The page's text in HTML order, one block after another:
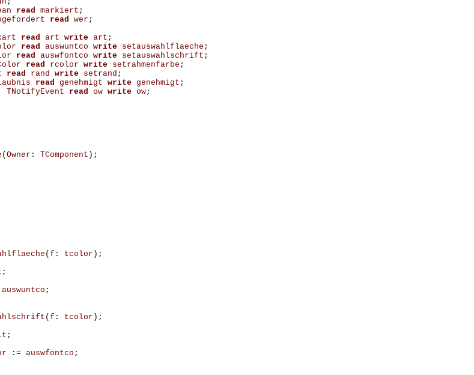
read markiert ;
read wer ;
read art write art ;
read auswuntco write setauswahlflaeche ;
read auswfontco write setauswahlschrift ;
read rcolor write setrahmenfarbe ;
read rand write setrand ;
read genehmigt write genehmigt ;
TNotifyEvent read ow write ow;
( Owner : TComponent );
( f : tcolor );
;
auswuntco ;
( f : tcolor );
;
:= auswfontco ;